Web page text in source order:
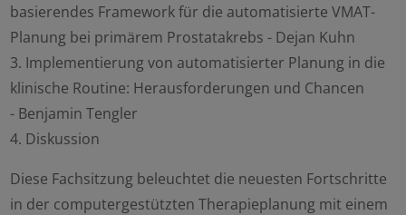
basierendes Framework für die automatisierte VMAT-
Planung bei primärem Prostatakrebs - Dejan Kuhn
3. Implementierung von automatisierter Planung in die
klinische Routine: Herausforderungen und Chancen
- Benjamin Tengler
4. Diskussion
Diese Fachsitzung beleuchtet die neuesten Fortschritte
in der computergestützten Therapieplanung mit einem